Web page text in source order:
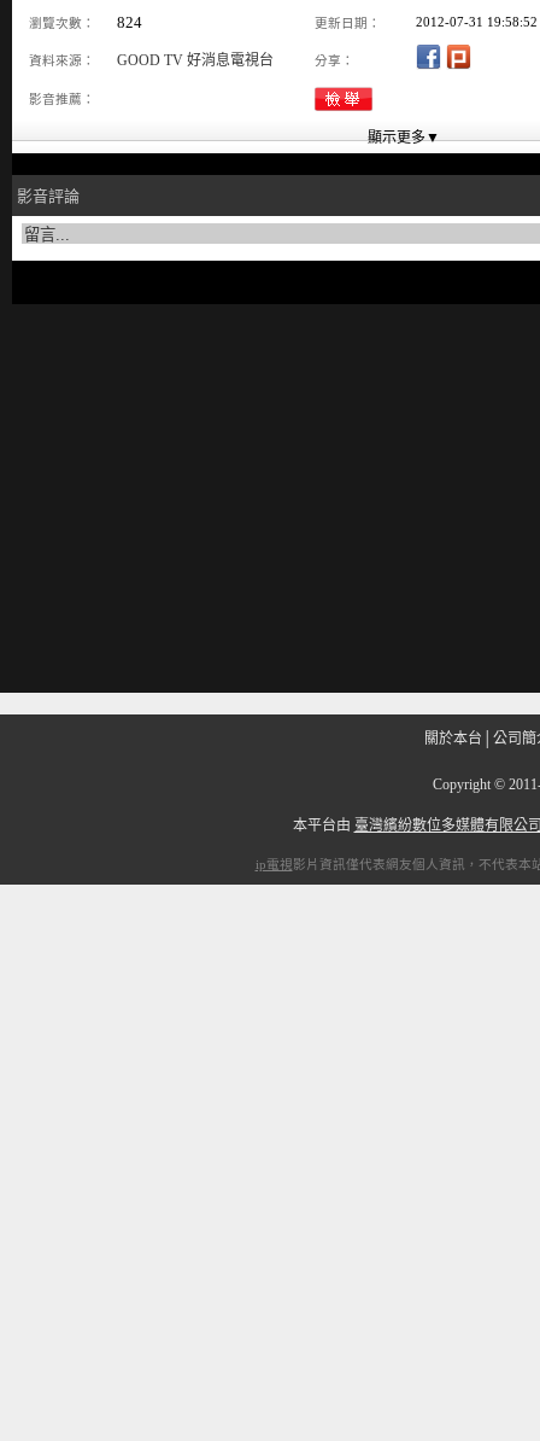
瀏覽次數： 824 更新日期： 2012-07-31 19:58:52
資料來源： GOOD TV 好消息電視台 分享：
影音推薦：
影音評論
關於本台 公司簡
Copyright ©
本平台由 臺灣繽紛數位多媒體有限公
ip電視影片資訊僅代表網友個人資訊，不代表本